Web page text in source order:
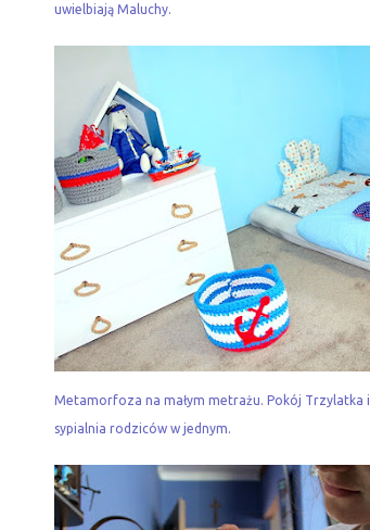
uwielbiają Maluchy.
Metamorfoza na małym metrażu. Pokój Trzylatka i
sypialnia rodziców w jednym.